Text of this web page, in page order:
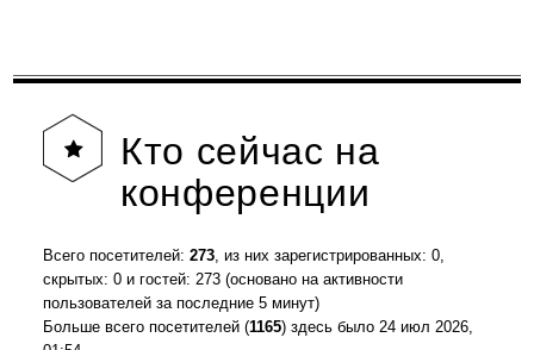
Кто сейчас на
конференции
Всего посетителей:273, из них зарегистрированных: 0,
скрытых: 0 и гостей: 273 (основано на активности
пользователей за последние 5 минут)
Больше всего посетителей (1165) здесь было 24 июл 2026,